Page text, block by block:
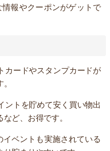
報やクーポンがゲットで
カードやスタンプカードが
ントを貯めて安く買い物出
ど、お得です。
ベントも実施されている